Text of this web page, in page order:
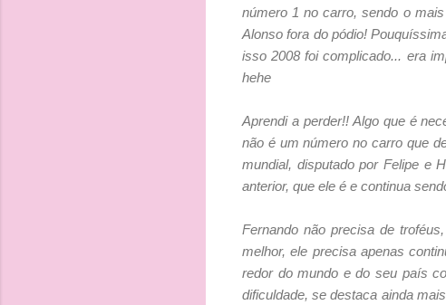
número 1 no carro, sendo o
Alonso fora do pódio!
isso 2008 foi complicado... era
hehe
Aprendi a perder!! Algo que é
não é um número no carro que
mundial, disputado por Felipe e
anterior, que ele é e continua
Fernando não precisa de
melhor, ele precisa apenas
redor do mundo e do seu país
dificuldade, se destaca ainda